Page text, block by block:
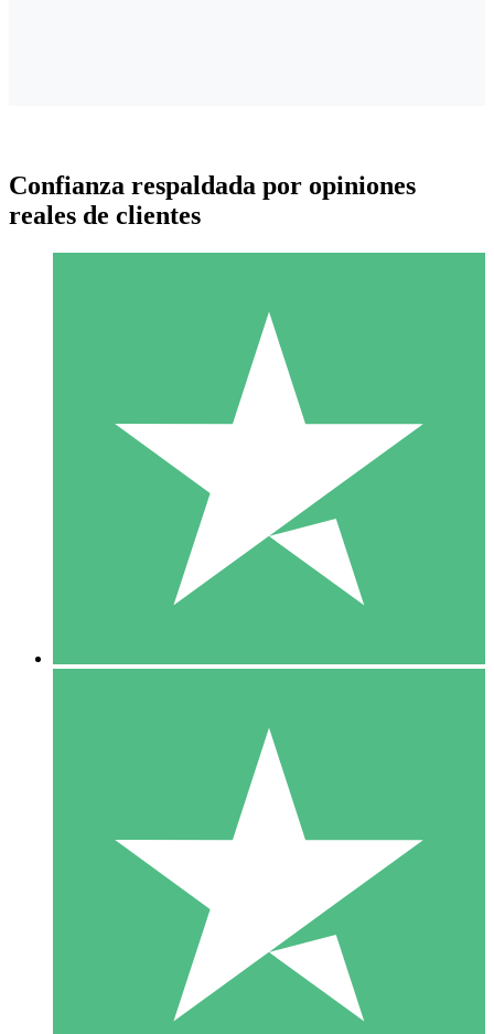
Paquetes de Créditos Individuales
Paga según el uso con créditos de descarga. Sin compromiso
10 00
10 Descargas
20 00
Confianza respaldada por opiniones
reales de clientes